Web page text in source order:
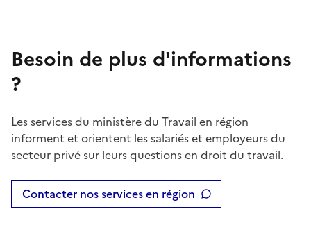
Besoin de plus d'informations
?
Les services du ministère du Travail en région
informent et orientent les salariés et employeurs du
secteur privé sur leurs questions en droit du travail.
Contacter nos services en région